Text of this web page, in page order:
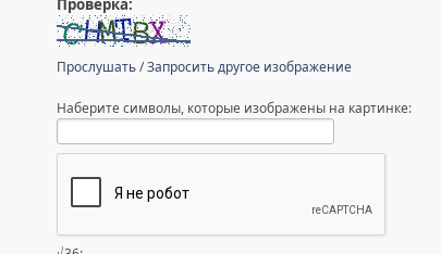
Проверка:
Прослушать/Запросить другое изображение
Наберите символы, которые изображены на картинке: